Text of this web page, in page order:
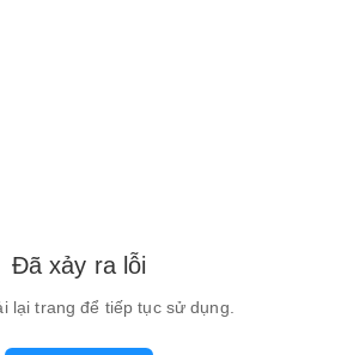
Đã xảy ra lỗi
lại trang để tiếp tục sử dụng.